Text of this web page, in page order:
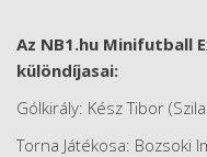
Az NB1.hu Minifutball
különdíjasai:
Gólkirály: Kész Tibor
Torna Játékosa: Bozsoki